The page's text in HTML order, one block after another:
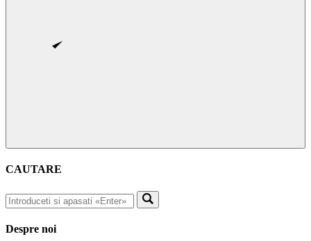
CAUTARE
Despre noi